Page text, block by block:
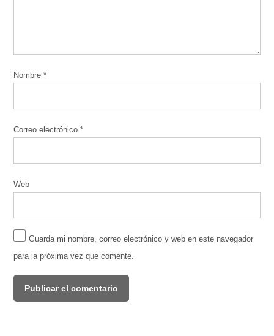
Nombre*
Correo electrónico*
Web
Guarda mi nombre, correo electrónico y web en este navegador
para la próxima vez que comente.